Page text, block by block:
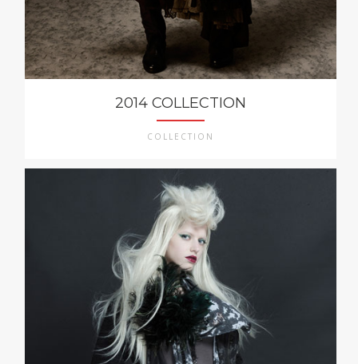
2014 COLLECTION
COLLECTION